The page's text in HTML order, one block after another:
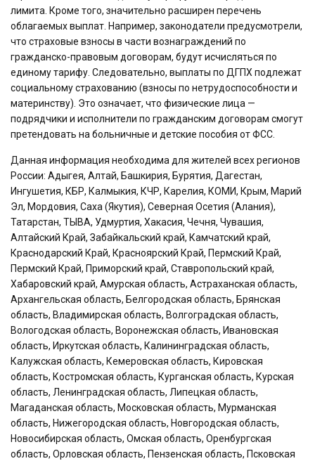
лимита. Кроме того, значительно расширен перечень
облагаемых выплат. Например, законодатели предусмотрели,
что страховые взносы в части вознаграждений по
гражданско-правовым договорам, будут исчисляться по
единому тарифу. Следовательно, выплаты по ДГПХ подлежат
социальному страхованию (взносы по нетрудоспособности и
материнству). Это означает, что физические лица —
подрядчики и исполнители по гражданским договорам смогут
претендовать на больничные и детские пособия от ФСС.
Данная информация необходима для жителей всех регионов
России: Адыгея, Алтай, Башкирия, Бурятия, Дагестан,
Ингушетия, КБР, Калмыкия, КЧР, Карелия, КОМИ, Крым, Марий
Эл, Мордовия, Саха (Якутия), Северная Осетия (Алания),
Татарстан, ТЫВА, Удмуртия, Хакасия, Чечня, Чувашия,
Алтайский Край, Забайкальский край, Камчатский край,
Краснодарский Край, Красноярский Край, Пермский Край,
Пермский Край, Приморский край, Ставропольский край,
Хабаровский край, Амурская область, Астраханская область,
Архангельская область, Белгородская область, Брянская
область, Владимирская область, Волгоградская область,
Вологодская область, Воронежская область, Ивановская
область, Иркутская область, Калининградская область,
Калужская область, Кемеровская область, Кировская
область, Костромская область, Курганская область, Курская
область, Ленинградская область, Липецкая область,
Магаданская область, Московская область, Мурманская
область, Нижегородская область, Новгородская область,
Новосибирская область, Омская область, Оренбургская
область, Орловская область, Пензенская область, Псковская